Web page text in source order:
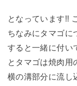
となっています!!
ちなみにタマゴに
すると一緒に付い
とタマゴは焼肉用
横の溝部分に流し